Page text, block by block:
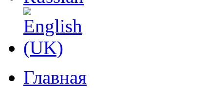
Главная